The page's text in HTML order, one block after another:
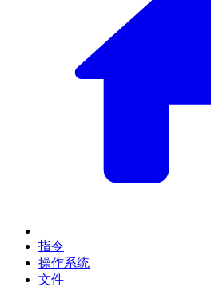
指令
操作系统
文件